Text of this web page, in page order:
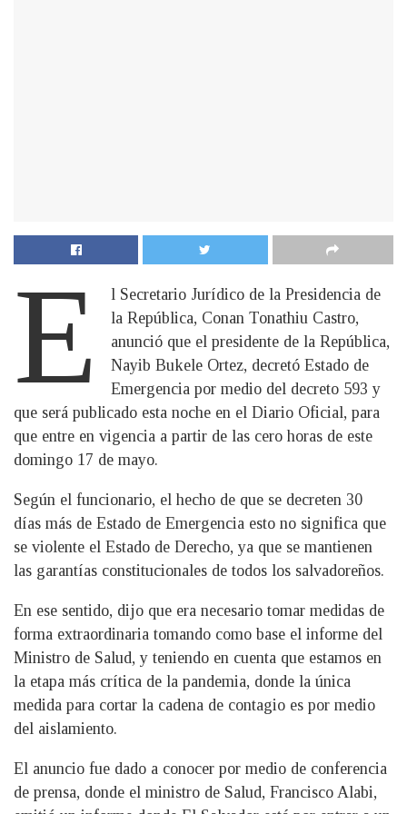
E
l Secretario Jurídico de la Presidencia de
la República, Conan Tonathiu Castro,
anunció que el presidente de la República,
Nayib Bukele Ortez, decretó Estado de
Emergencia por medio del decreto 593 y
que será publicado esta noche en el Diario Oficial, para
que entre en vigencia a partir de las cero horas de este
domingo 17 de mayo.
Según el funcionario, el hecho de que se decreten 30
días más de Estado de Emergencia esto no significa que
se violente el Estado de Derecho, ya que se mantienen
las garantías constitucionales de todos los salvadoreños.
En ese sentido, dijo que era necesario tomar medidas de
forma extraordinaria tomando como base el informe del
Ministro de Salud, y teniendo en cuenta que estamos en
la etapa más crítica de la pandemia, donde la única
medida para cortar la cadena de contagio es por medio
del aislamiento.
El anuncio fue dado a conocer por medio de conferencia
de prensa, donde el ministro de Salud, Francisco Alabi,